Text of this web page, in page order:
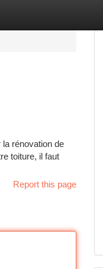
rénovation de
toiture, il faut
Report this page